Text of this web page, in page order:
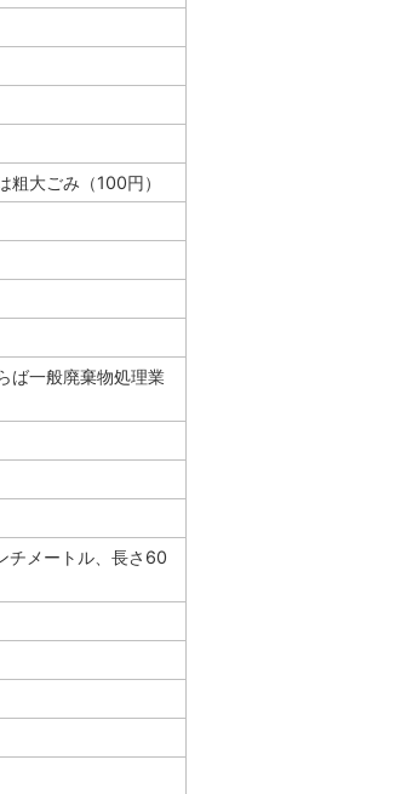
大ごみ（100円）
ば一般廃棄物処理業
チメートル、長さ60